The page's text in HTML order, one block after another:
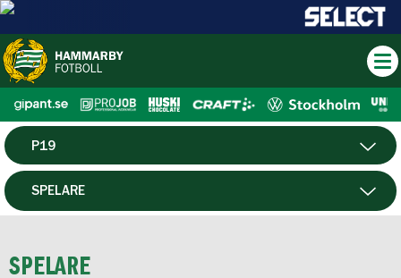
HERR
P19
SPELARE
SPELARE